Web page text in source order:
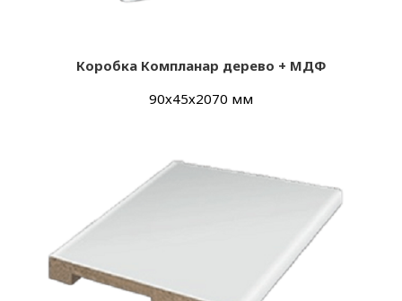
Коробка Компланар дерево + МДФ
90х45х2070 мм